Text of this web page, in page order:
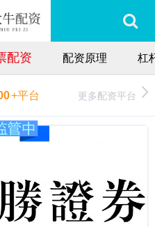
配资 配资原理 杠
+平台 更多配资平台